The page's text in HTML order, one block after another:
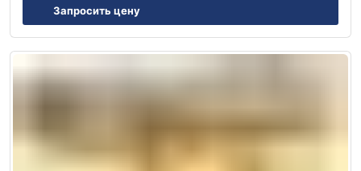
Запросить цену